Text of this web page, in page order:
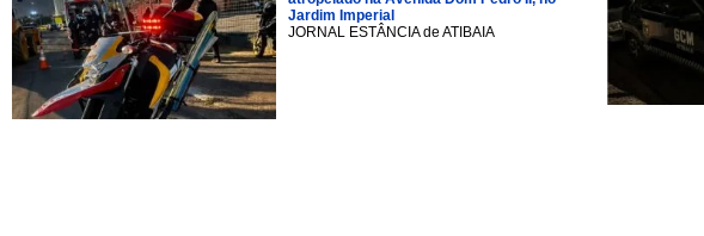
Jardim Imperial
JORNAL ESTÂNCIA de ATIBAIA